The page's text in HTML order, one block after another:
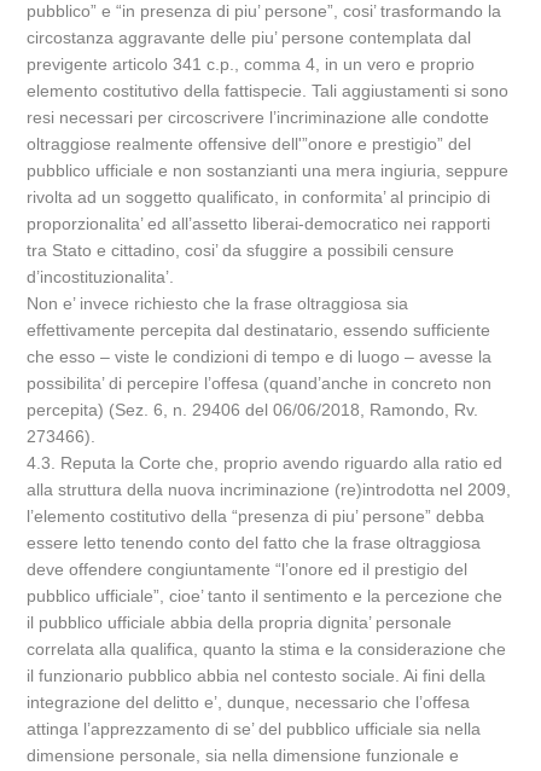
pubblico” e “in presenza di piu’ persone”, cosi’ trasformando la
circostanza aggravante delle piu’ persone contemplata dal
previgente articolo 341 c.p., comma 4, in un vero e proprio
elemento costitutivo della fattispecie. Tali aggiustamenti si sono
resi necessari per circoscrivere l’incriminazione alle condotte
oltraggiose realmente offensive dell'”onore e prestigio” del
pubblico ufficiale e non sostanzianti una mera ingiuria, seppure
rivolta ad un soggetto qualificato, in conformita’ al principio di
proporzionalita’ ed all’assetto liberai-democratico nei rapporti
tra Stato e cittadino, cosi’ da sfuggire a possibili censure
d’incostituzionalita’.
Non e’ invece richiesto che la frase oltraggiosa sia
effettivamente percepita dal destinatario, essendo sufficiente
che esso – viste le condizioni di tempo e di luogo – avesse la
possibilita’ di percepire l’offesa (quand’anche in concreto non
percepita) (Sez. 6, n. 29406 del 06/06/2018, Ramondo, Rv.
273466).
4.3. Reputa la Corte che, proprio avendo riguardo alla ratio ed
alla struttura della nuova incriminazione (re)introdotta nel 2009,
l’elemento costitutivo della “presenza di piu’ persone” debba
essere letto tenendo conto del fatto che la frase oltraggiosa
deve offendere congiuntamente “l’onore ed il prestigio del
pubblico ufficiale”, cioe’ tanto il sentimento e la percezione che
il pubblico ufficiale abbia della propria dignita’ personale
correlata alla qualifica, quanto la stima e la considerazione che
il funzionario pubblico abbia nel contesto sociale. Ai fini della
integrazione del delitto e’, dunque, necessario che l’offesa
attinga l’apprezzamento di se’ del pubblico ufficiale sia nella
dimensione personale, sia nella dimensione funzionale e